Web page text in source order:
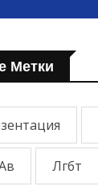
Метки
Лгбт